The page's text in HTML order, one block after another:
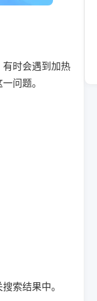
时会遇到加热
问题。
索结果中。